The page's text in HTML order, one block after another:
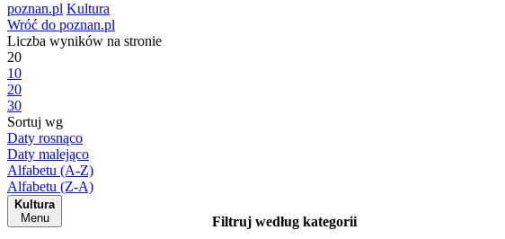
poznan.pl Kultura
Wróć do poznan.pl
Liczba wyników na stronie
20
10
20
30
Sortuj wg
Daty rosnąco
Daty malejąco
Alfabetu (A-Z)
Alfabetu (Z-A)
Kultura
Menu
Filtruj według kategorii